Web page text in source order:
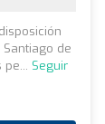
de
pe... Seguir